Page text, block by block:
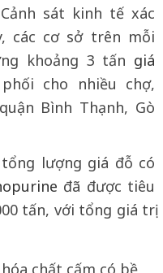
sát kinh tế xác
các cơ sở trên mỗi
khoảng 3 tấn giá
cho nhiều chợ,
Bình Thạnh, Gò
lượng giá đỗ có
đã được tiêu
tấn, với tổng giá trị